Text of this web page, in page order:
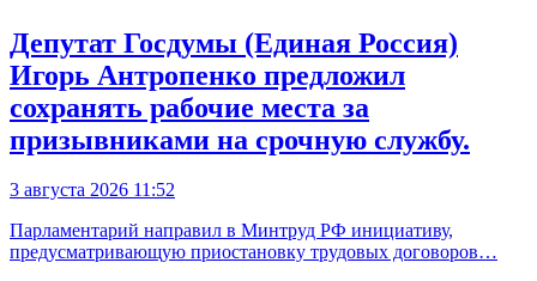
Депутат Госдумы (Единая Россия)
Игорь Антропенко предложил
сохранять рабочие места за
призывниками на срочную службу.
3 августа 2026 11:52
Парламентарий направил в Минтруд РФ инициативу,
предусматривающую приостановку трудовых договоров…